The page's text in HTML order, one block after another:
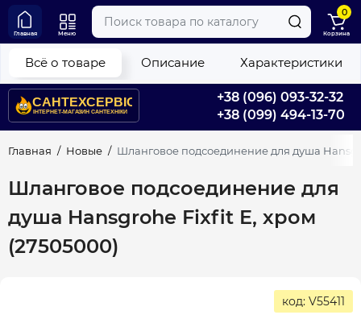
+38 (096) 093-32-32
+38 (099) 494-13-70
Главная Меню
0
Корзина
Главная Новые Шланговое подсоединение для душа
Шланговое подсоединение для
душа Hansgrohe Fixfit E, хром
(27505000)
Всё о товаре Описание Характеристики
код: V55411